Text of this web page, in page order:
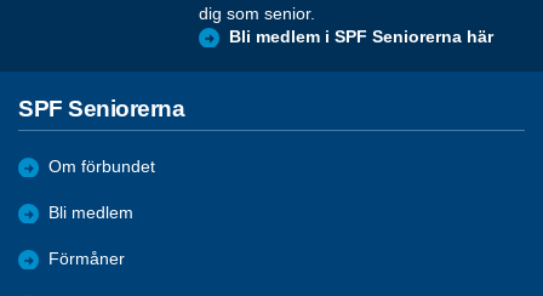
dig som senior.
Bli medlem i SPF Seniorerna här
SPF Seniorerna
Om förbundet
Bli medlem
Förmåner